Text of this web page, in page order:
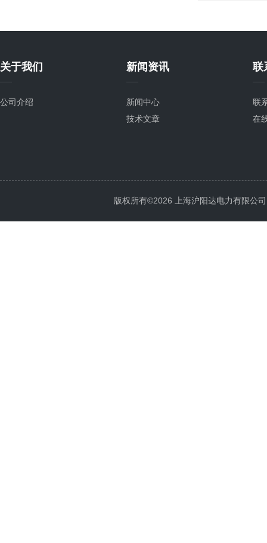
关于我们
公司介绍
新闻资讯
新闻中心
技术文章
联
联
在
版权所有©2026 上海沪阳达电力有限公